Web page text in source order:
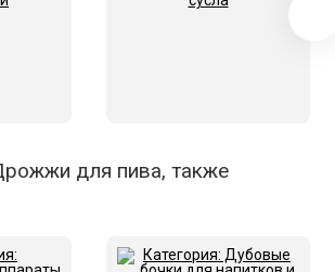
для пива, также